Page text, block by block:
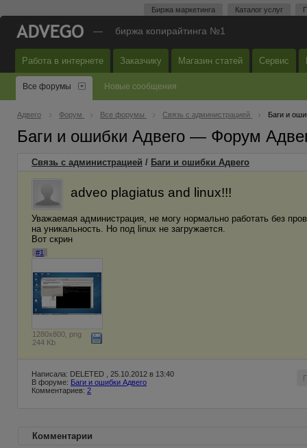
Биржа маркетинга Каталог услуг
— биржа копирайтинга №1
Работа в интернете Заказчику Магазин статей Сервис
Все форумы Новые сообщения
Адвего Форум Все форумы Связь с администрацией Баги и
Баги и ошибки Адвего — Форум
Связь с администрацией / Баги и ошибки Адвего
adveo plagiatus and linux!!!
Уважаемая администрация, не могу нормально работать без
на уникальность. Но под linux не загружается.
Вот скрин
#1
1280x800, png
244 Kb
Написала: DELETED , 25.10.2012 в 13:40
В форуме: Баги и ошибки Адвего
Комментариев: 2
Комментарии